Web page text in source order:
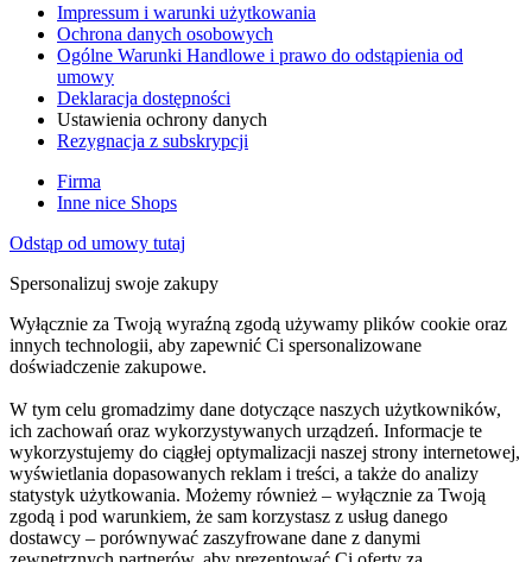
Impressum i warunki użytkowania
Ochrona danych osobowych
Ogólne Warunki Handlowe i prawo do odstąpienia od
umowy
Deklaracja dostępności
Ustawienia ochrony danych
Rezygnacja z subskrypcji
Firma
Inne nice Shops
Odstąp od umowy tutaj
Spersonalizuj swoje zakupy
Wyłącznie za Twoją wyraźną zgodą używamy plików cookie oraz
innych technologii, aby zapewnić Ci spersonalizowane
doświadczenie zakupowe.
W tym celu gromadzimy dane dotyczące naszych użytkowników,
ich zachowań oraz wykorzystywanych urządzeń. Informacje te
wykorzystujemy do ciągłej optymalizacji naszej strony internetowej,
wyświetlania dopasowanych reklam i treści, a także do analizy
statystyk użytkowania. Możemy również – wyłącznie za Twoją
zgodą i pod warunkiem, że sam korzystasz z usług danego
dostawcy – porównywać zaszyfrowane dane z danymi